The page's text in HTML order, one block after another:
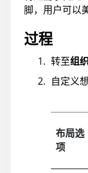
脚，用户可以
过程
转至组
自定义
布局选
项